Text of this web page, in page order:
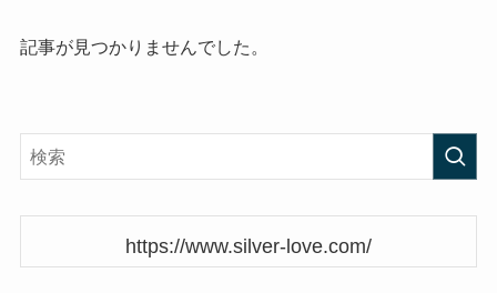
記事が見つかりませんでした。
https://www.silver-love.com/